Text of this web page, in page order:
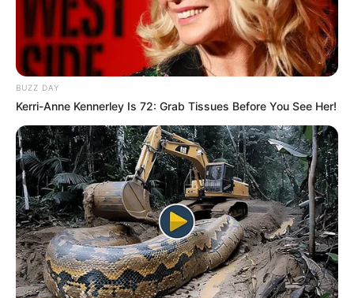
BUZZ DAY
Kerri-Anne Kennerley Is 72: Grab Tissues Before You See Her!